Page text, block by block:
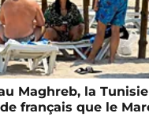
Maghreb, la
français que le